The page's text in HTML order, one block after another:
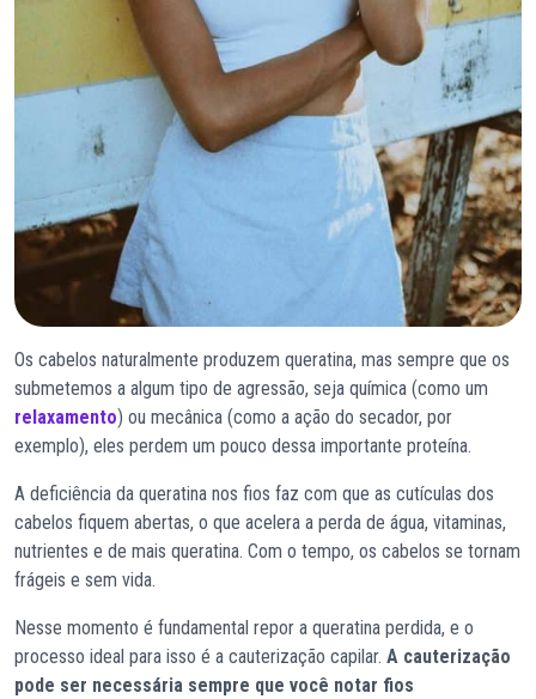
Os cabelos naturalmente produzem queratina, mas sempre que os
submetemos a algum tipo de agressão, seja química (como um
relaxamento) ou mecânica (como a ação do secador, por
exemplo), eles perdem um pouco dessa importante proteína.
A deficiência da queratina nos fios faz com que as cutículas dos
cabelos fiquem abertas, o que acelera a perda de água, vitaminas,
nutrientes e de mais queratina. Com o tempo, os cabelos se tornam
frágeis e sem vida.
Nesse momento é fundamental repor a queratina perdida, e o
processo ideal para isso é a cauterização capilar. A cauterização
pode ser necessária sempre que você notar fios